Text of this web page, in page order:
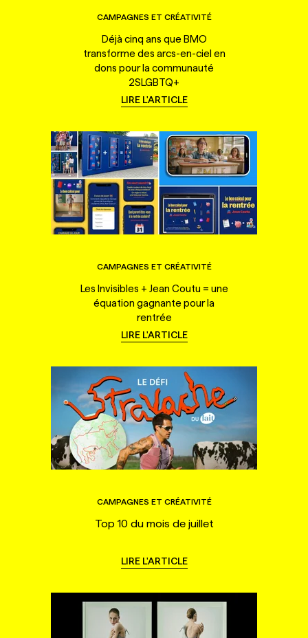
CAMPAGNES ET CRÉATIVITÉ
Déjà cinq ans que BMO
transforme des arcs-en-ciel en
dons pour la communauté
2SLGBTQ+
LIRE L'ARTICLE
CAMPAGNES ET CRÉATIVITÉ
Les Invisibles + Jean Coutu = une
équation gagnante pour la
rentrée
LIRE L'ARTICLE
CAMPAGNES ET CRÉATIVITÉ
Top 10 du mois de juillet
LIRE L'ARTICLE